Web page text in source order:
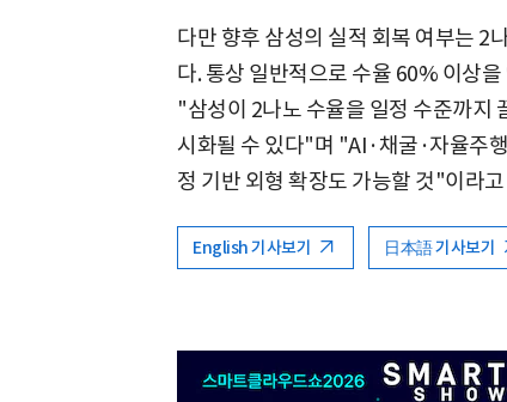
다만 향후 삼성의 실적 회복 여부는 2
다. 통상 일반적으로 수율 60% 이상
"삼성이 2나노 수율을 일정 수준까지
시화될 수 있다"며 "AI·채굴·자율주
정 기반 외형 확장도 가능할 것"이라
English 기사보기 日本語 기사보기